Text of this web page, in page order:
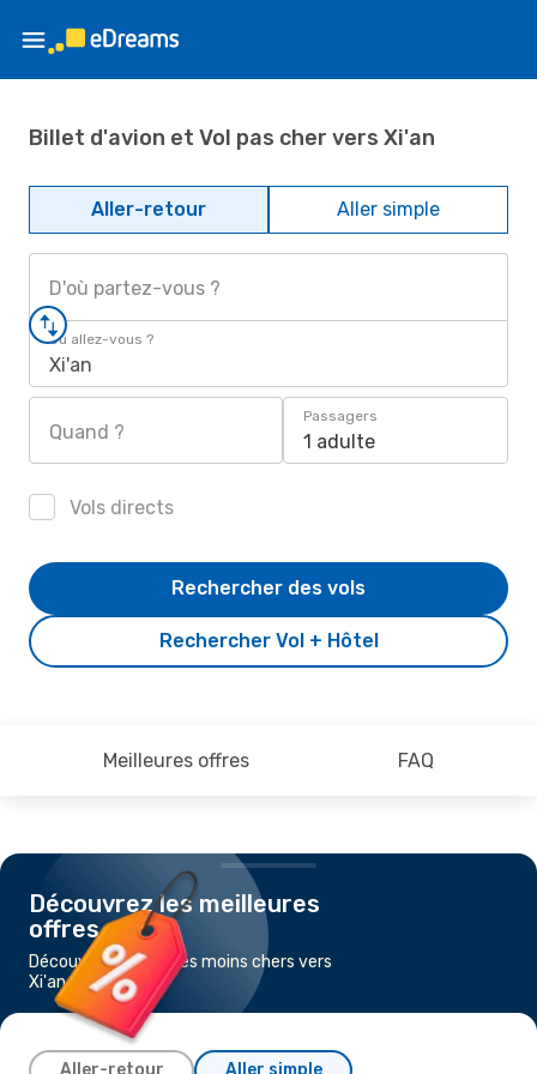
Billet d'avion et Vol pas cher vers Xi'an
Aller-retour Aller simple
D'où partez-vous ?
Où allez-vous ?
Xi'an
Quand ?
Passagers
1 adulte
Vols directs
Rechercher Vol + Hôtel
Rechercher des vols
Meilleures offres FAQ
Découvrez les meilleures
offres
Découvrez les vols les moins chers vers
Xi'an
Aller-retour Aller simple